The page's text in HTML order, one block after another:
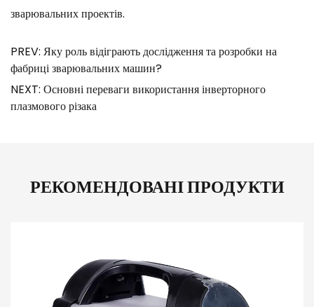
зварювальних проектів.
PREV: Яку роль відіграють дослідження та розробки на
фабриці зварювальних машин?
NEXT: Основні переваги використання інверторного
плазмового різака
РЕКОМЕНДОВАНІ ПРОДУКТИ